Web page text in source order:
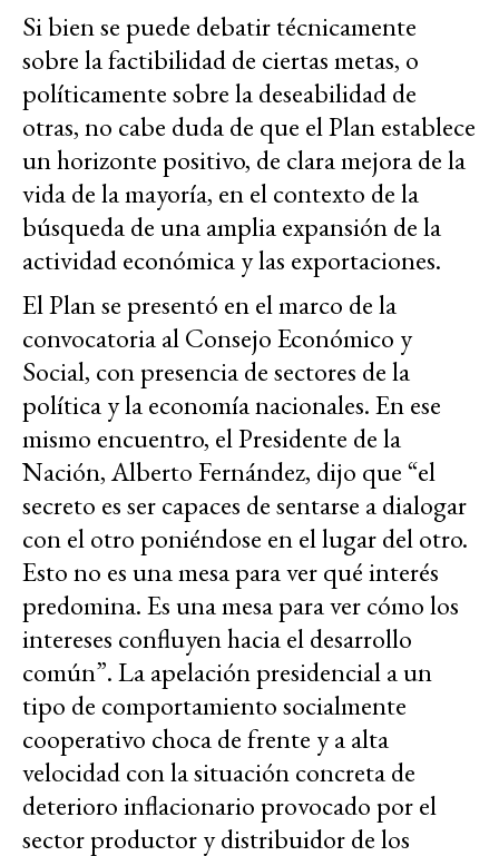
Si bien se puede debatir técnicamente
sobre la factibilidad de ciertas metas, o
políticamente sobre la deseabilidad de
otras, no cabe duda de que el Plan establece
un horizonte positivo, de clara mejora de la
vida de la mayoría, en el contexto de la
búsqueda de una amplia expansión de la
actividad económica y las exportaciones.
El Plan se presentó en el marco de la
convocatoria al Consejo Económico y
Social, con presencia de sectores de la
política y la economía nacionales. En ese
mismo encuentro, el Presidente de la
Nación, Alberto Fernández, dijo que “el
secreto es ser capaces de sentarse a dialogar
con el otro poniéndose en el lugar del otro.
Esto no es una mesa para ver qué interés
predomina. Es una mesa para ver cómo los
intereses confluyen hacia el desarrollo
común”. La apelación presidencial a un
tipo de comportamiento socialmente
cooperativo choca de frente y a alta
velocidad con la situación concreta de
deterioro inflacionario provocado por el
sector productor y distribuidor de los